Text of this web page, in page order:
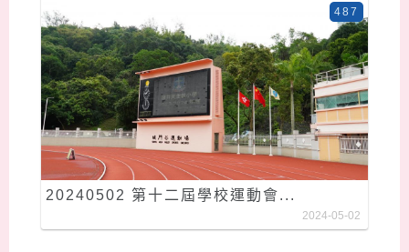
20240502 第十二屆學校運動會...
487
2024-05-02